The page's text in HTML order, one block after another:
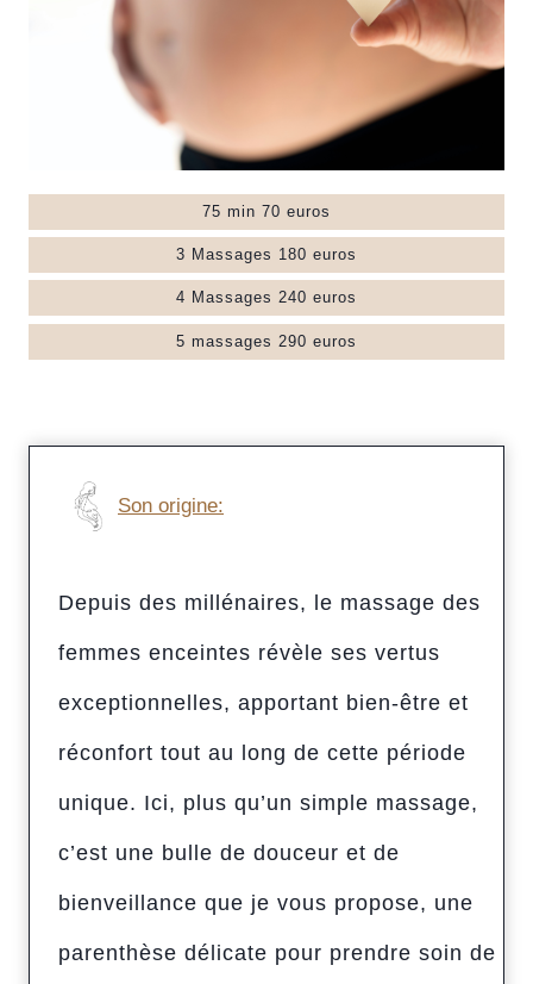
Son origine:
Depuis des millénaires, le massage des
femmes enceintes révèle ses vertus
exceptionnelles, apportant bien-être et
réconfort tout au long de cette période
unique. Ici, plus qu’un simple massage,
c’est une bulle de douceur et de
bienveillance que je vous propose, une
parenthèse délicate pour prendre soin de
75 min 70 euros
3 Massages 180 euros
4 Massages 240 euros
5 massages 290 euros